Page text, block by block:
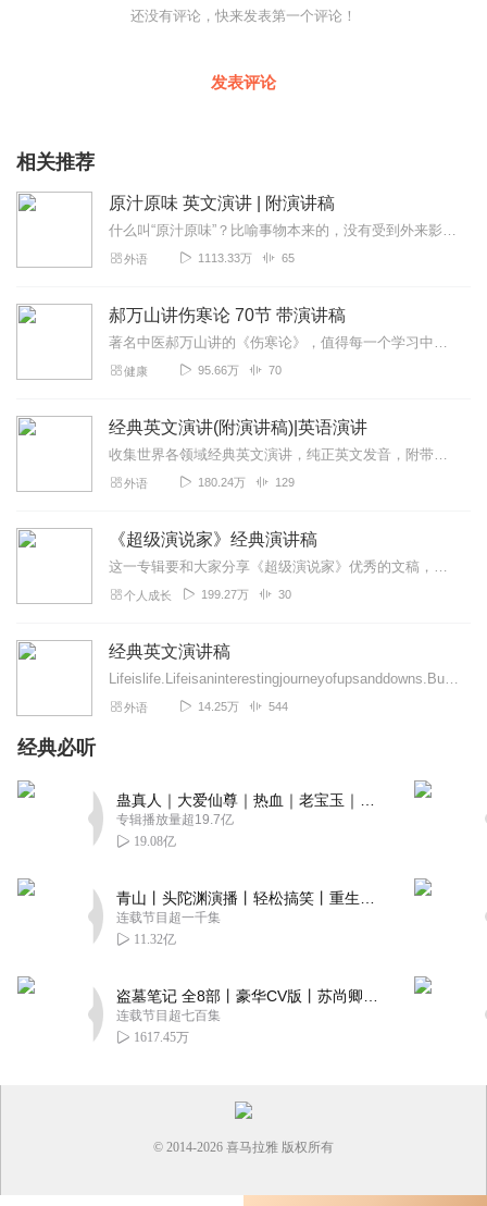
还没有评论，快来发表第一个评论！
发表评论
相关推荐
原汁原味 英文演讲 | 附演讲稿
什么叫“原汁原味”？比喻事物本来的，没有受到外来影响的风格。马云爸爸英文讲得很好，但他讲的英文不叫原汁原味。有人要问了，那专辑里为什么要收集王力宏和陈冠希的英文...
外语 1113.33万 65
郝万山讲伤寒论 70节 带演讲稿
著名中医郝万山讲的《伤寒论》，值得每一个学习中医的人学习。本专辑，包含郝万山讲的伤寒论的演讲稿。郝万山教授简介郝万山，男，1944年11月生，北京中医药大...
健康 95.66万 70
经典英文演讲(附演讲稿)|英语演讲
收集世界各领域经典英文演讲，纯正英文发音，附带演讲原文以及部分中文翻译，适合英文爱好者学习英文听力、发音、演讲技巧和演讲者所传达的人生哲学，让我们一起成长！定期...
外语 180.24万 129
《超级演说家》经典演讲稿
这一专辑要和大家分享《超级演说家》优秀的文稿，你们听，我来说，我会用我满腔的热情去演说这些值得让人学习的文稿，感谢大家的认真聆听
个人成长 199.27万 30
经典英文演讲稿
Lifeislife.Lifeisaninterestingjourneyofupsanddowns.Buthowthejourne...
外语 14.25万 544
经典必听
专辑播放量超19.7亿
19.08亿
连载节目超一千集
11.32亿
连载节目超七百集
1617.45万
© 2014-2026 喜马拉雅 版权所有